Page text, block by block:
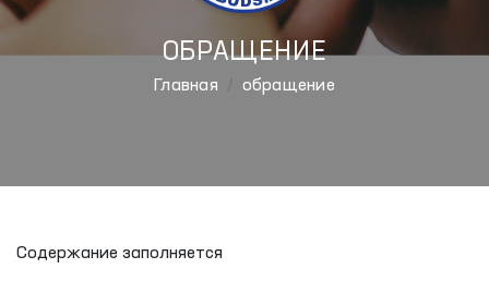
ОБРАЩЕНИЕ
Главная обращение
Содержание заполняется